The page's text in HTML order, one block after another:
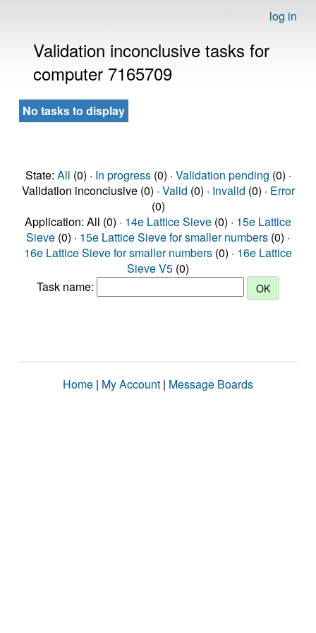
log in
Validation inconclusive tasks for
computer 7165709
No tasks to display
State: All (0) · In progress(0) · Validation pending (0) ·
Validation inconclusive (0) · Valid (0) · Invalid (0) · Error
(0)
Application: All (0) · 14e Lattice Sieve (0) · 15e Lattice
Sieve (0) · 15e Lattice Sieve for smaller numbers (0) ·
16e Lattice Sieve for smaller numbers (0) · 16e Lattice
Sieve V5 (0)
Task name:
Home | My Account | Message Boards